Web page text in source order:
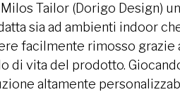
Milos Tailor (Dorigo Design)
sia ad ambienti indoor
facilmente rimosso
di vita del prodotto.
altamente